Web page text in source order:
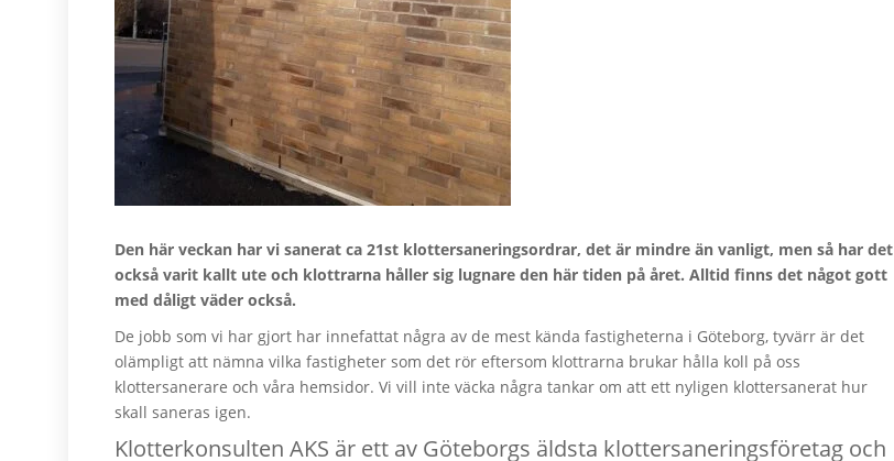
Den här veckan har vi sanerat ca 21st klottersaneringsordrar, det är mindre än vanligt, men så har det
också varit kallt ute och klottrarna håller sig lugnare den här tiden på året. Alltid finns det något gott
med dåligt väder också.
De jobb som vi har gjort har innefattat några av de mest kända fastigheterna i Göteborg, tyvärr är det
olämpligt att nämna vilka fastigheter som det rör eftersom klottrarna brukar hålla koll på oss
klottersanerare och våra hemsidor. Vi vill inte väcka några tankar om att ett nyligen klottersanerat hur
skall saneras igen.
Klotterkonsulten AKS är ett av Göteborgs äldsta klottersaneringsföretag och